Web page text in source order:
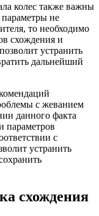
колес также важны
не
то необходимо
схождения и
устранить
дальнейший
с жеванием
данного факта
параметров
с
устранить
схождения